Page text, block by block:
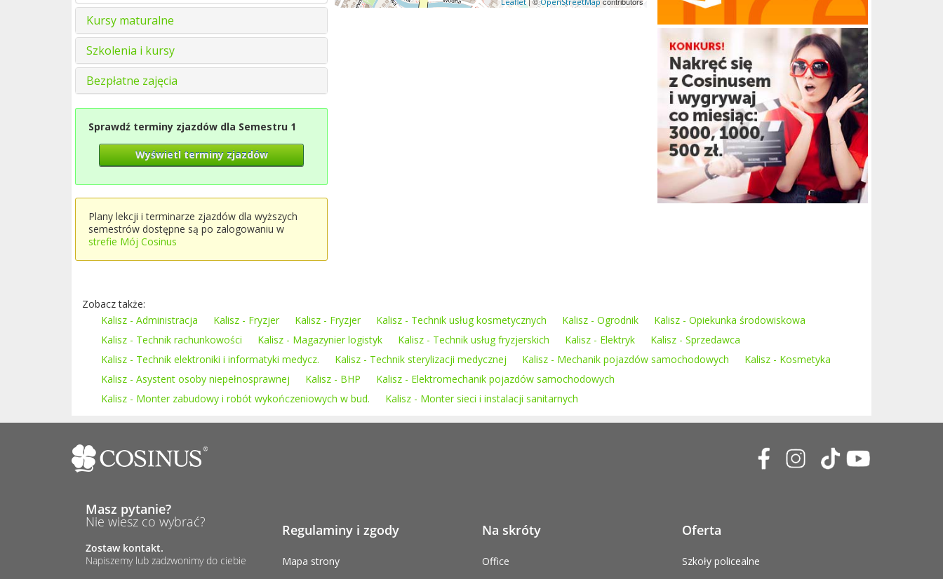
Kursy maturalne
Szkolenia i kursy
Bezpłatne zajęcia
Sprawdź terminy zjazdów dla Semestru 1
Wyświetl terminy zjazdów
Plany lekcji i terminarze zjazdów dla wyższych
semestrów dostępne są po zalogowaniu w
strefie Mój Cosinus
Zobacz także:
Kalisz - Administracja
Kalisz - Fryzjer Kalisz - Fryzjer Kalisz - Technik usług kosmetycznych Kalisz - Ogrodnik
Kalisz - Opiekunka środowiskowa
Kalisz - Technik rachunkowości
Kalisz - Magazynier logistyk Kalisz - Technik usług fryzjerskich Kalisz - Elektryk
Kalisz - Sprzedawca
Kalisz - Technik elektroniki i informatyki medycz.
Kalisz - Technik sterylizacji medycznej Kalisz - Mechanik pojazdów samochodowych
Kalisz - Kosmetyka
Kalisz - Asystent osoby niepełnosprawnej
Kalisz - BHP
Kalisz - Elektromechanik pojazdów samochodowych
Kalisz - Monter zabudowy i robót wykończeniowych w bud.
Kalisz - Monter sieci i instalacji sanitarnych
Masz pytanie?
Nie wiesz co wybrać?
Zostaw kontakt.
Napiszemy lub zadzwonimy do ciebie
Regulaminy i zgody
Mapa strony
Na skróty
Office
Oferta
Szkoły policealne